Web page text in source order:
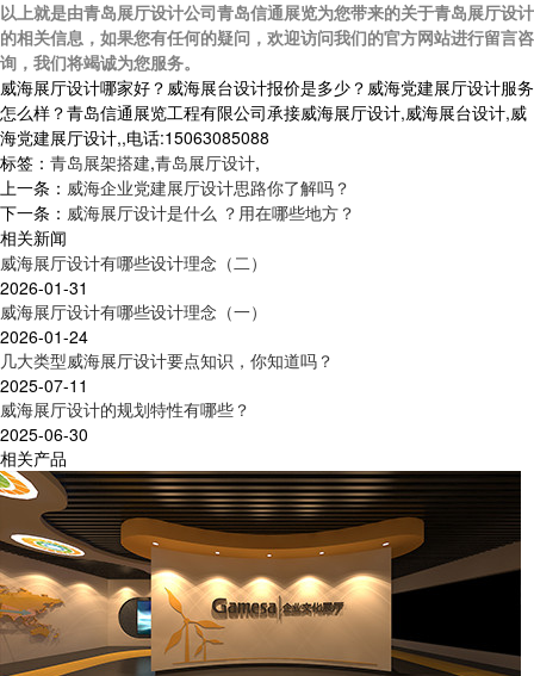
以上就是由青岛展厅设计公司青岛信通展览为您带来的关于青岛展厅设计
的相关信息，如果您有任何的疑问，欢迎访问我们的官方网站进行留言咨
询，我们将竭诚为您服务。
威海展厅设计哪家好？威海展台设计报价是多少？威海党建展厅设计服务
怎么样？青岛信通展览工程有限公司承接威海展厅设计,威海展台设计,威
海党建展厅设计,,电话:15063085088
标签： 青岛展架搭建,青岛展厅设计,
上一条： 威海企业党建展厅设计思路你了解吗？
下一条： 威海展厅设计是什么 ？用在哪些地方？
相关新闻
威海展厅设计有哪些设计理念（二）
2026-01-31
威海展厅设计有哪些设计理念（一）
2026-01-24
几大类型威海展厅设计要点知识，你知道吗？
2025-07-11
威海展厅设计的规划特性有哪些？
2025-06-30
相关产品